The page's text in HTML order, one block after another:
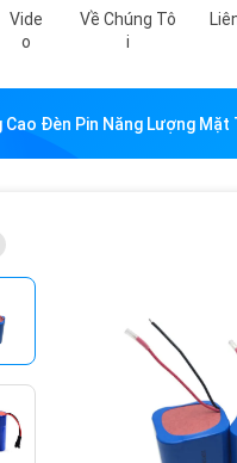
Vide
O
Về Chúng Tô
I
Đèn Pin Năng Lượng